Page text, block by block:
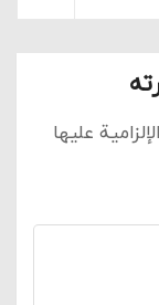
عليها